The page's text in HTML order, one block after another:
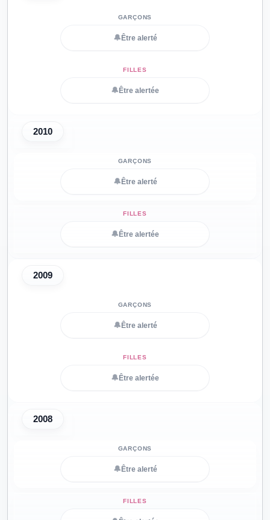
🔔 Être alerté
🔔 Être alertée
2010
🔔 Être alerté
🔔 Être alertée
2009
🔔 Être alerté
🔔 Être alertée
2008
🔔 Être alerté